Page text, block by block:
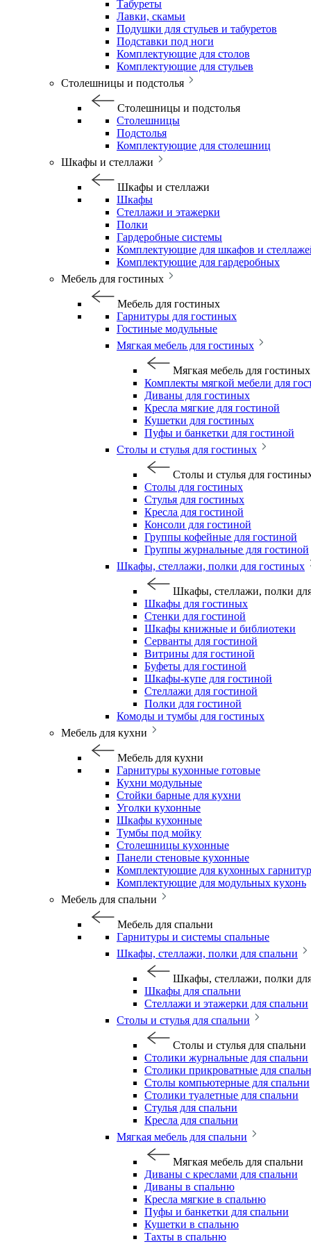
Табуреты
Лавки, скамьи
Подушки для стульев и табуретов
Подставки под ноги
Комплектующие для столов
Комплектующие для стульев
Столешницы и подстолья
Столешницы и подстолья
Столешницы
Подстолья
Комплектующие для столешниц
Шкафы и стеллажи
Шкафы и стеллажи
Шкафы
Стеллажи и этажерки
Полки
Гардеробные системы
Комплектующие для шкафов и
Комплектующие для гардеробных
Мебель для гостиных
Мебель для гостиных
Гарнитуры для гостиных
Гостиные модульные
Мягкая мебель для гостиных
Мягкая мебель для гостиных
Комплекты мягкой мебели для
Диваны для гостиных
Кресла мягкие для гостиной
Кушетки для гостиных
Пуфы и банкетки для гостиной
Столы и стулья для гостиных
Столы и стулья для
Столы для гостиных
Стулья для гостиных
Кресла для гостиной
Консоли для гостиной
Группы кофейные для гостиной
Группы журнальные для гостиной
Шкафы, стеллажи, полки для гостиных
Шкафы, стеллажи, полки
Шкафы для гостиных
Стенки для гостиной
Шкафы книжные и библиотеки
Серванты для гостиной
Витрины для гостиной
Буфеты для гостиной
Шкафы-купе для гостиной
Стеллажи для гостиной
Полки для гостиной
Комоды и тумбы для гостиных
Мебель для кухни
Мебель для кухни
Гарнитуры кухонные готовые
Кухни модульные
Стойки барные для кухни
Уголки кухонные
Шкафы кухонные
Тумбы под мойку
Столешницы кухонные
Панели стеновые кухонные
Комплектующие для кухонных
Комплектующие для модульных кухонь
Мебель для спальни
Мебель для спальни
Гарнитуры и системы спальные
Шкафы, стеллажи, полки для спальни
Шкафы, стеллажи, полки
Шкафы для спальни
Стеллажи и этажерки для спальни
Столы и стулья для спальни
Столы и стулья для спальни
Столики журнальные для спальни
Столики прикроватные для
Столы компьютерные для спальни
Столики туалетные для спальни
Стулья для спальни
Кресла для спальни
Мягкая мебель для спальни
Мягкая мебель для спальни
Диваны с креслами для спальни
Диваны в спальню
Кресла мягкие в спальню
Пуфы и банкетки для спальни
Кушетки в спальню
Тахты в спальню